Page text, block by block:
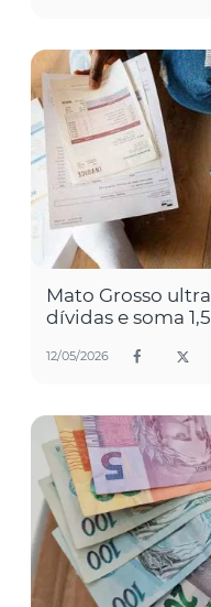
Mato Grosso
dívidas e soma
12/05/2026